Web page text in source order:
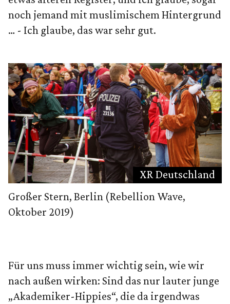
noch jemand mit muslimischem Hintergrund
… - Ich glaube, das war sehr gut.
XR Deutschland
Großer Stern, Berlin (Rebellion Wave,
Oktober 2019)
Für uns muss immer wichtig sein, wie wir
nach außen wirken: Sind das nur lauter junge
„Akademiker-Hippies“, die da irgendwas